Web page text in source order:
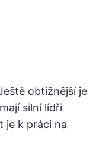
obtížnější je
silní lídři
je k práci na